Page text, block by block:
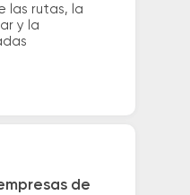
las rutas, la
y la
de